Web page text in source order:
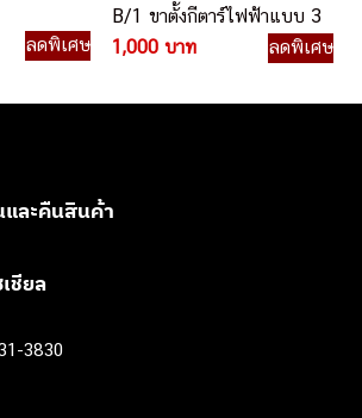
ลดพิเศษ
B/1 ขาตั้งกีตาร์ไฟฟ้าแบบ 3
ตัว
1,000 บาท ลดพิเศษ
และคืนสินค้า
ชียล
3830